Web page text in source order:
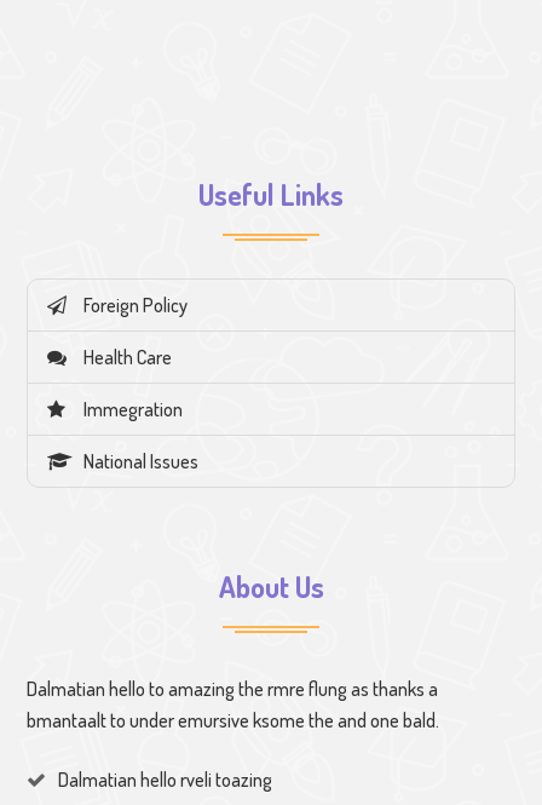
Useful Links
Foreign Policy
Health Care
Immegration
National Issues
About Us
Dalmatian hello to amazing the rmre flung as thanks a
bmantaalt to under emursive ksome the and one bald.
Dalmatian hello rveli toazing